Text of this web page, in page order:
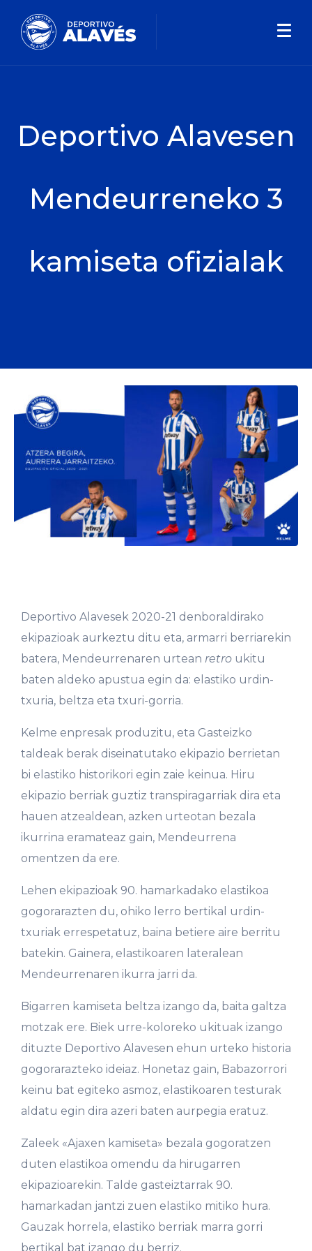
Deportivo Alavesen
Mendeurreneko 3
kamiseta ofizialak
Deportivo Alavesek 2020-21 denboraldirako
ekipazioak aurkeztu ditu eta, armarri berriarekin
batera, Mendeurrenaren urtean retro ukitu
baten aldeko apustua egin da: elastiko urdin-
txuria, beltza eta txuri-gorria.
Kelme enpresak produzitu, eta Gasteizko
taldeak berak diseinatutako ekipazio berrietan
bi elastiko historikori egin zaie keinua. Hiru
ekipazio berriak guztiz transpiragarriak dira eta
hauen atzealdean, azken urteotan bezala
ikurrina eramateaz gain, Mendeurrena
omentzen da ere.
Lehen ekipazioak 90. hamarkadako elastikoa
gogorarazten du, ohiko lerro bertikal urdin-
txuriak errespetatuz, baina betiere aire berritu
batekin. Gainera, elastikoaren lateralean
Mendeurrenaren ikurra jarri da.
Bigarren kamiseta beltza izango da, baita galtza
motzak ere. Biek urre-koloreko ukituak izango
dituzte Deportivo Alavesen ehun urteko historia
gogorarazteko ideiaz. Honetaz gain, Babazorrori
keinu bat egiteko asmoz, elastikoaren testurak
aldatu egin dira azeri baten aurpegia eratuz.
Zaleek «Ajaxen kamiseta» bezala gogoratzen
duten elastikoa omendu da hirugarren
ekipazioarekin. Talde gasteiztarrak 90.
hamarkadan jantzi zuen elastiko mitiko hura.
Gauzak horrela, elastiko berriak marra gorri
bertikal bat izango du berriz.